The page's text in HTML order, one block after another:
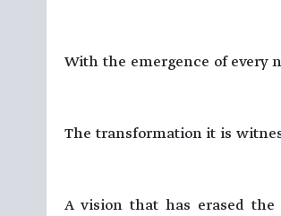
With the emergence of every
The transformation it is
A vision that has erased